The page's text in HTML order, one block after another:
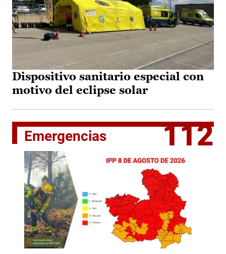
Dispositivo sanitario especial con
motivo del eclipse solar
Emergencias 112